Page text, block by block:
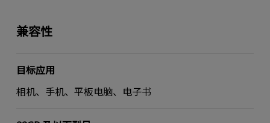
兼容性
目标应用
相机、手机、平板电脑、电子书